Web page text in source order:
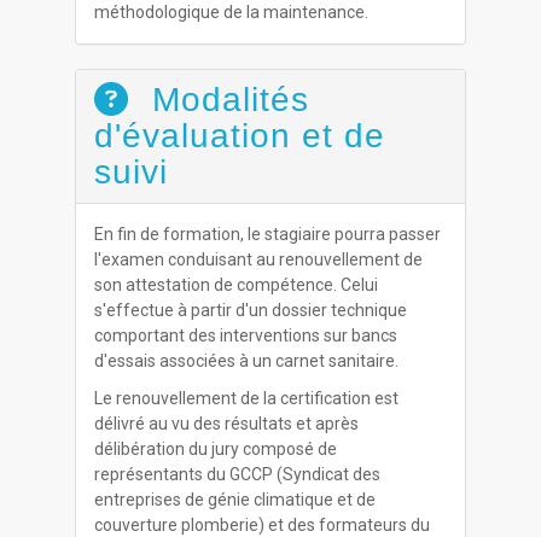
méthodologique de la maintenance.
Modalités
d'évaluation et de
suivi
En fin de formation, le stagiaire pourra passer
l'examen conduisant au renouvellement de
son attestation de compétence. Celui
s'effectue à partir d'un dossier technique
comportant des interventions sur bancs
d'essais associées à un carnet sanitaire.
Le renouvellement de la certification est
délivré au vu des résultats et après
délibération du jury composé de
représentants du GCCP (Syndicat des
entreprises de génie climatique et de
couverture plomberie) et des formateurs du